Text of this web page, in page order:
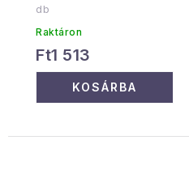
db
Raktáron
Ft1 513
KOSÁRBA